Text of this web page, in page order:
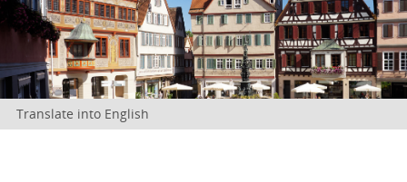
Translate into English